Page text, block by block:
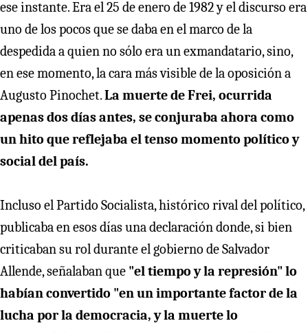
ese instante. Era el 25 de enero de 1982 y el discurso era
uno de los pocos que se daba en el marco de la
despedida a quien no sólo era un exmandatario, sino,
en ese momento, la cara más visible de la oposición a
Augusto Pinochet.La muerte de Frei, ocurrida
apenas dos días antes, se conjuraba ahora como
un hito que reflejaba el tenso momento político y
social del país.
Incluso el Partido Socialista, histórico rival del político,
publicaba en esos días una declaración donde, si bien
criticaban su rol durante el gobierno de Salvador
Allende, señalaban que "el tiempo y la represión" lo
habían convertido "en un importante factor de la
lucha por la democracia, y la muerte lo